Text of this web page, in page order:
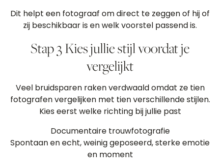
Dit helpt een fotograaf om direct te zeggen of hij of
zij beschikbaar is en welk voorstel passend is.
Stap 3 Kies jullie stijl voordat je
vergelijkt
Veel bruidsparen raken verdwaald omdat ze tien
fotografen vergelijken met tien verschillende stijlen.
Kies eerst welke richting bij jullie past
Documentaire trouwfotografie
Spontaan en echt, weinig geposeerd, sterke emotie
en moment